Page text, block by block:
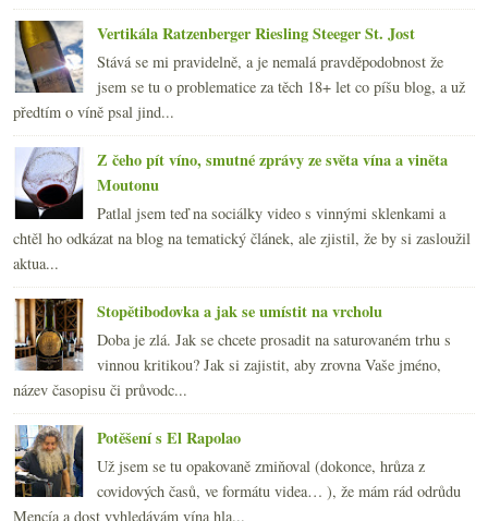
Vertikála Ratzenberger Riesling Steeger St. Jost
Stává se mi pravidelně, a je nemalá pravděpodobnost že
jsem se tu o problematice za těch 18+ let co píšu blog, a už
předtím o víně psal jind...
Z čeho pít víno, smutné zprávy ze světa vína a viněta
Moutonu
Patlal jsem teď na sociálky video s vinnými sklenkami a
chtěl ho odkázat na blog na tematický článek, ale zjistil, že by si zasloužil
aktua...
Stopětibodovka a jak se umístit na vrcholu
Doba je zlá. Jak se chcete prosadit na saturovaném trhu s
vinnou kritikou? Jak si zajistit, aby zrovna Vaše jméno,
název časopisu či průvodc...
Potěšení s El Rapolao
Už jsem se tu opakovaně zmiňoval (dokonce, hrůza z
covidových časů, ve formátu videa… ), že mám rád odrůdu
Mencía a dost vyhledávám vína hla...